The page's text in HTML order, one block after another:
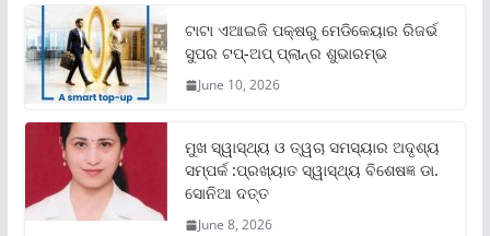
ଟାଟା ଏଆଇଜି ପକ୍ଷରୁ ମେଡିକେୟାର ରିଜର୍ଭ
ସୁପର ଟପ୍‌-ଅପ୍ ପ୍ଲାନ୍‌ର ଶୁଭାରମ୍ଭ
June 10, 2026
ମୁଖ ସ୍ୱାସ୍ଥ୍ୟ ଓ ତ୍ୱଚା ସମସ୍ୟାର ଅଦୃଶ୍ୟ
ସମ୍ପର୍କ :ପ୍ରଖ୍ୟାତ ସ୍ୱାସ୍ଥ୍ୟ ବିଶେଷଜ୍ଞ ଡା.
ସୋନିଆ ଦତ୍ତ
June 8, 2026